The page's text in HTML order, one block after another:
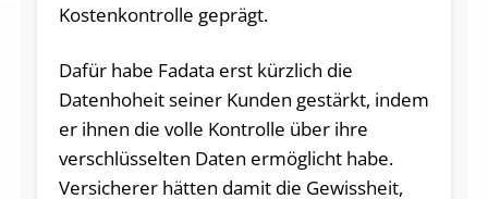
Kostenkontrolle geprägt.
Dafür habe Fadata erst kürzlich die
Datenhoheit seiner Kunden gestärkt, indem
er ihnen die volle Kontrolle über ihre
verschlüsselten Daten ermöglicht habe.
Versicherer hätten damit die Gewissheit,